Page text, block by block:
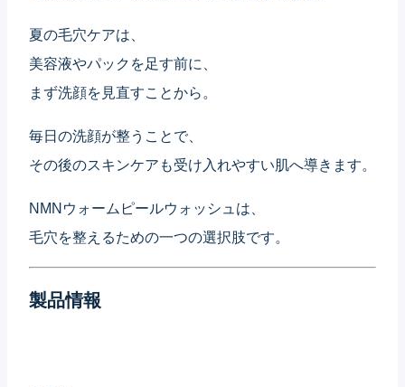
夏の毛穴ケアは、
美容液やパックを足す前に、
まず洗顔を見直すことから。
毎日の洗顔が整うことで、
その後のスキンケアも受け入れやすい肌へ導きます。
NMNウォームピールウォッシュは、
毛穴を整えるための一つの選択肢です。
製品情報